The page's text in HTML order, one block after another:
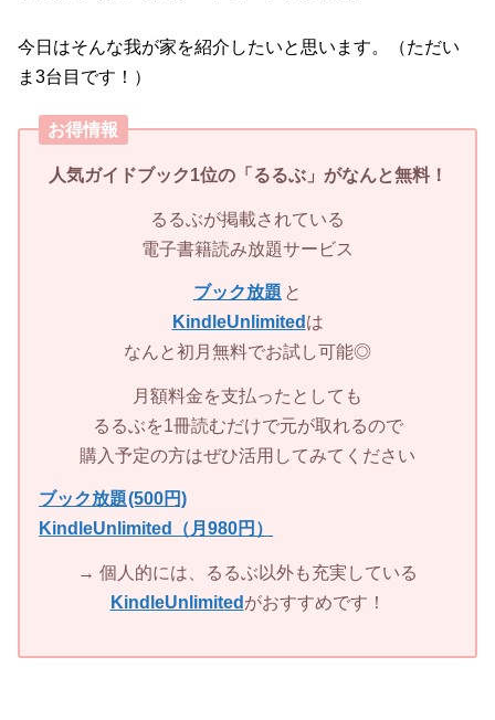
今日はそんな我が家を紹介したいと思います。（ただい
ま3台目です！）
お得情報
人気ガイドブック1位の「 るるぶ」 がなんと無料！
るるぶが掲載されている
電子書籍読み放題サービス
ブック放題 と
KindleUnlimited は
なんと初月無料でお試し可能◎
月額料金を支払ったとしても
るるぶを1冊読むだけで元が取れるので
購入予定の方はぜひ活用してみてください
ブック放題(500円)
KindleUnlimited（月980円）
→ 個人的には、るるぶ以外も充実している
KindleUnlimited がおすすめです！